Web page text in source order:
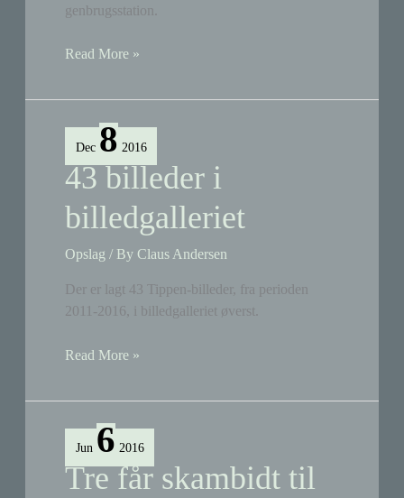
genbrugsstation.
Grøn
Sydhavns
2016
Read More »
Dec 8 2016
43 billeder i
billedgalleriet
Opslag / ByClaus Andersen
Der er lagt 43 Tippen-billeder, fra perioden
2011-2016, i billedgalleriet øverst.
43
i
billedgalleriet
Read More »
Jun 6 2016
Tre får skambidt til